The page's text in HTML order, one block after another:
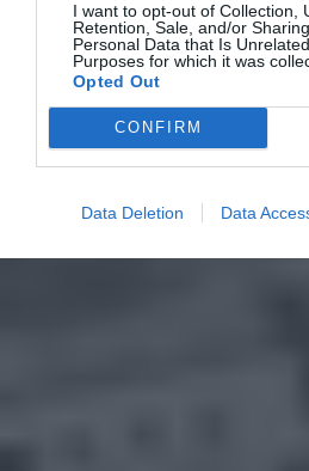
I want to opt-out of Collection,
Retention, Sale, and/or
Personal Data that Is
Purposes for which it was
Opted Out
CONFIRM
Data Deletion Data